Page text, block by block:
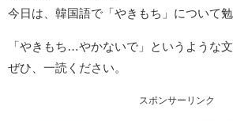
今日は、韓国語で「やきもち」について勉
「やきもち…やかないで」というような
ぜひ、一読ください。
スポンサーリンク